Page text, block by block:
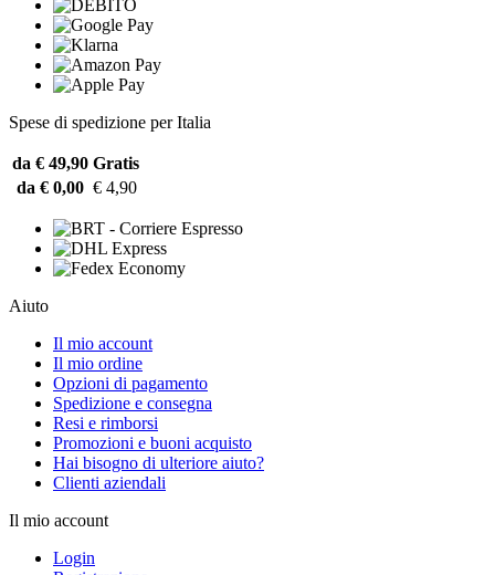
Spese di spedizione per Italia
da € 49,90 Gratis
da € 0,00 € 4,90
Aiuto
Il mio account
Il mio ordine
Opzioni di pagamento
Spedizione e consegna
Resi e rimborsi
Promozioni e buoni acquisto
Hai bisogno di ulteriore aiuto?
Clienti aziendali
Il mio account
Login